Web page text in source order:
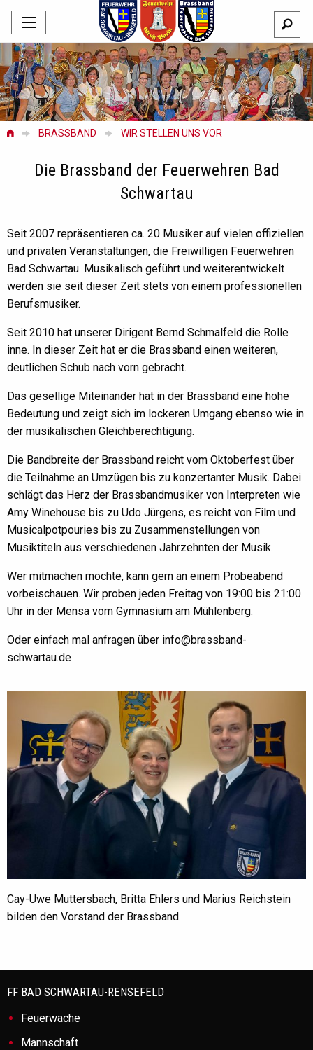
BRASSBAND WIR STELLEN UNS VOR
Die Brassband der Feuerwehren Bad
Schwartau
Seit 2007 repräsentieren ca. 20 Musiker auf vielen offiziellen
und privaten Veranstaltungen, die Freiwilligen Feuerwehren
Bad Schwartau. Musikalisch geführt und weiterentwickelt
werden sie seit dieser Zeit stets von einem professionellen
Berufsmusiker.
Seit 2010 hat unserer Dirigent Bernd Schmalfeld die Rolle
inne. In dieser Zeit hat er die Brassband einen weiteren,
deutlichen Schub nach vorn gebracht.
Das gesellige Miteinander hat in der Brassband eine hohe
Bedeutung und zeigt sich im lockeren Umgang ebenso wie in
der musikalischen Gleichberechtigung.
Die Bandbreite der Brassband reicht vom Oktoberfest über
die Teilnahme an Umzügen bis zu konzertanter Musik. Dabei
schlägt das Herz der Brassbandmusiker von Interpreten wie
Amy Winehouse bis zu Udo Jürgens, es reicht von Film und
Musicalpotpouries bis zu Zusammenstellungen von
Musiktiteln aus verschiedenen Jahrzehnten der Musik.
Wer mitmachen möchte, kann gern an einem Probeabend
vorbeischauen. Wir proben jeden Freitag von 19:00 bis 21:00
Uhr in der Mensa vom Gymnasium am Mühlenberg.
Oder einfach mal anfragen über info@brassband-
schwartau.de
Cay-Uwe Muttersbach, Britta Ehlers und Marius Reichstein
bilden den Vorstand der Brassband.
FF BAD SCHWARTAU-RENSEFELD
Feuerwache
Mannschaft